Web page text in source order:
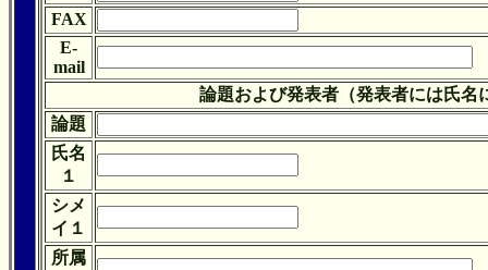
FAX
E-
mail
論題および発表者（発表者には氏名
論題
氏名
１
シメ
イ１
所属